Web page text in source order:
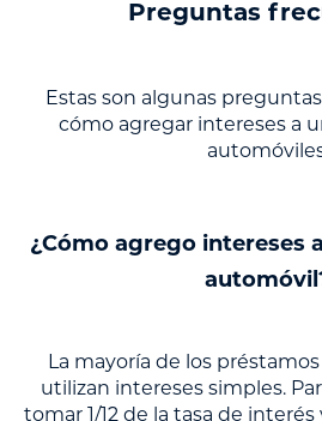
Preguntas
Estas son algunas
cómo agregar intereses a
¿Cómo agrego intereses
La mayoría de los
utilizan intereses simples.
tomar 1/12 de la tasa de